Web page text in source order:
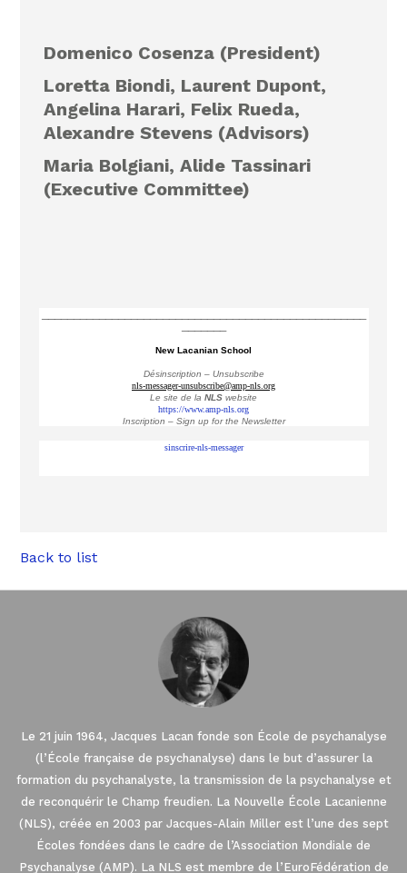
Domenico Cosenza (President)
Loretta Biondi, Laurent Dupont,
Angelina Harari, Felix Rueda,
Alexandre Stevens (Advisors)
Maria Bolgiani, Alide Tassinari
(Executive Committee)
New Lacanian School
Désinscription – Unsubscribe
nls-messager-unsubscribe@amp-nls.org
Le site de la NLS website
https://www.amp-nls.org
Inscription – Sign up for the Newsletter
sinscrire-nls-messager
Back to list
Le 21 juin 1964, Jacques Lacan fonde son École de psychanalyse
(l’École française de psychanalyse) dans le but d’assurer la
formation du psychanalyste, la transmission de la psychanalyse et
de reconquérir le Champ freudien. La Nouvelle École Lacanienne
(NLS), créée en 2003 par Jacques-Alain Miller est l’une des sept
Écoles fondées dans le cadre de l’Association Mondiale de
Psychanalyse (AMP). La NLS est membre de l’EuroFédération de